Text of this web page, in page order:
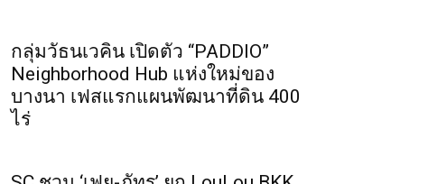
กลุ่มวัธนเวคิน เปิดตัว “PADDIO”
Neighborhood Hub แห่งใหม่ของ
บางนา เฟสแรกแผนพัฒนาที่ดิน 400
ไร่